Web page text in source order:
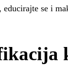
se i